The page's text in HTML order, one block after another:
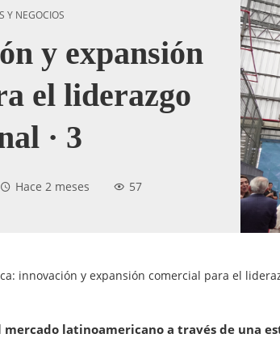
Y NEGOCIOS
y expansión
el liderazgo
· 3
Hace 2 meses 57
innovación y expansión comercial para el
mercado latinoamericano a través de una